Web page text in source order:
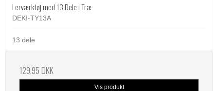
Lerværktøj med 13 Dele i Træ
DEKI-TY13A
13 dele
129,95 DKK
Vis produkt